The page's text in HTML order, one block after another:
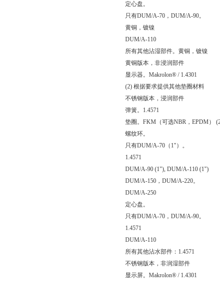
定心盘。
只有DUM/A-70，DUM/A-90。
黄铜，镀镍
DUM/A-110
所有其他沾湿部件。黄铜，镀镍
黄铜版本，非浸润部件
显示器。Makrolon® / 1.4301
(2) 根据要求提供其他垫圈材料
不锈钢版本，浸润部件
弹簧。1.4571
垫圈。FKM（可选NBR，EPDM）
螺纹环。
只有DUM/A-70（1"）。
1.4571
DUM/A-90 (1"), DUM/A-110 (1")
DUM/A-150，DUM/A-220。
DUM/A-250
定心盘。
只有DUM/A-70，DUM/A-90。
1.4571
DUM/A-110
所有其他沾水部件：1.4571
不锈钢版本，非润湿部件
显示屏。Makrolon® / 1.4301